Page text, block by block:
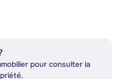
pour consulter la